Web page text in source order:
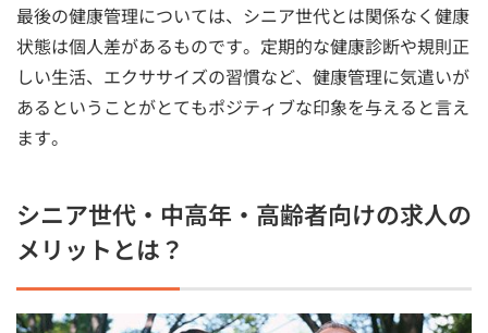
最後の健康管理については、シニア世代とは関係なく健康
状態は個人差があるものです。定期的な健康診断や規則正
しい生活、エクササイズの習慣など、健康管理に気遣いが
あるということがとてもポジティブな印象を与えると言え
ます。
シニア世代・中高年・高齢者向けの求人の
メリットとは？